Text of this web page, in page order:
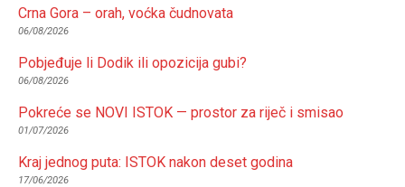
Crna Gora – orah, voćka čudnovata
06/08/2026
Pobjeđuje li Dodik ili opozicija gubi?
06/08/2026
Pokreće se NOVI ISTOK — prostor za riječ i smisao
01/07/2026
Kraj jednog puta: ISTOK nakon deset godina
17/06/2026